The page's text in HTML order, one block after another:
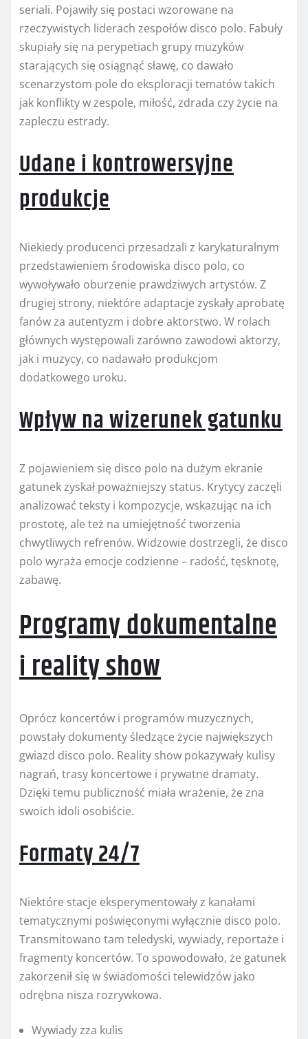
seriali. Pojawiły się postaci wzorowane na
rzeczywistych liderach zespołów disco polo. Fabuły
skupiały się na perypetiach grupy muzyków
starających się osiągnąć sławę, co dawało
scenarzystom pole do eksploracji tematów takich
jak konflikty w zespole, miłość, zdrada czy życie na
zapleczu estrady.
Udane i kontrowersyjne
produkcje
Niekiedy producenci przesadzali z karykaturalnym
przedstawieniem środowiska disco polo, co
wywoływało oburzenie prawdziwych artystów. Z
drugiej strony, niektóre adaptacje zyskały aprobatę
fanów za autentyzm i dobre aktorstwo. W rolach
głównych występowali zarówno zawodowi aktorzy,
jak i muzycy, co nadawało produkcjom
dodatkowego uroku.
Wpływ na wizerunek gatunku
Z pojawieniem się disco polo na dużym ekranie
gatunek zyskał poważniejszy status. Krytycy zaczęli
analizować teksty i kompozycje, wskazując na ich
prostotę, ale też na umiejętność tworzenia
chwytliwych refrenów. Widzowie dostrzegli, że disco
polo wyraża emocje codzienne – radość, tęsknotę,
zabawę.
Programy dokumentalne
i reality show
Oprócz koncertów i programów muzycznych,
powstały dokumenty śledzące życie największych
gwiazd disco polo. Reality show pokazywały kulisy
nagrań, trasy koncertowe i prywatne dramaty.
Dzięki temu publiczność miała wrażenie, że zna
swoich idoli osobiście.
Formaty 24/7
Niektóre stacje eksperymentowały z kanałami
tematycznymi poświęconymi wyłącznie disco polo.
Transmitowano tam teledyski, wywiady, reportaże i
fragmenty koncertów. To spowodowało, że gatunek
zakorzenił się w świadomości telewidzów jako
odrębna nisza rozrywkowa.
Wywiady zza kulis